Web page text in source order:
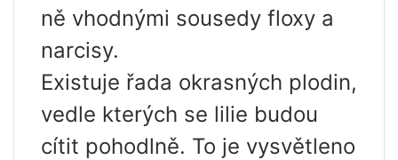
ně vhodnými sousedy floxy a
narcisy.
Existuje řada okrasných plodin,
vedle kterých se lilie budou
cítit pohodlně. To je vysvětleno